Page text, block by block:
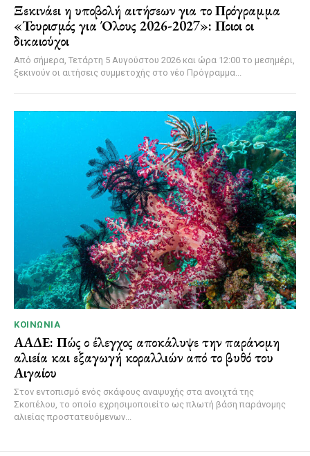
Ξεκινάει η υποβολή αιτήσεων για το Πρόγραμμα
«Τουρισμός για Όλους 2026-2027»: Ποιοι οι
δικαιούχοι
Από σήμερα, Τετάρτη 5 Αυγούστου 2026 και ώρα 12:00 το μεσημέρι,
ξεκινούν οι αιτήσεις συμμετοχής στο νέο Πρόγραμμα...
ΚΟΙΝΩΝΊΑ
ΑΑΔΕ: Πώς ο έλεγχος αποκάλυψε την παράνομη
αλιεία και εξαγωγή κοραλλιών από το βυθό του
Αιγαίου
Στον εντοπισμό ενός σκάφους αναψυχής στα ανοιχτά της
Σκοπέλου, το οποίο εχρησιμοποιείτο ως πλωτή βάση παράνομης
αλιείας προστατευόμενων...